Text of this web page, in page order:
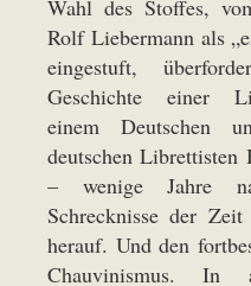
Wahl des Stoffes,
Rolf Liebermann als
eingestuft,
Geschichte einer
einem Deutschen
deutschen Librettisten
– wenige Jahre
Schrecknisse der
herauf. Und den
Chauvinismus. In